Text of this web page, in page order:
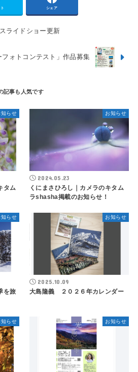
シェア
ライドショー更新
ォトコンテスト」作品募集
知らせ
タム
お知らせ
2024.05.23
くにまさひろし｜カメラのキタム
ラshasha掲載のお知らせ！
知らせ
を旅
お知らせ
2025.10.09
大島隆義 ２０２６年カレンダー
知らせ お知らせ